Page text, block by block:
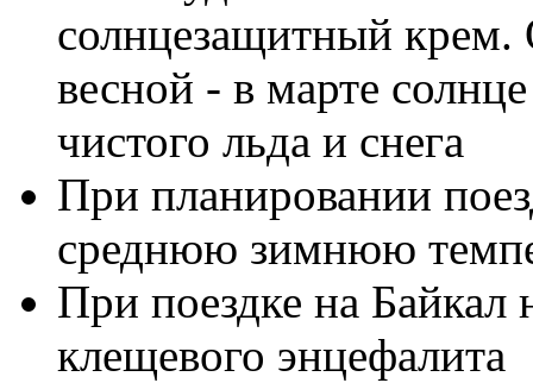
солнцезащитный крем.
весной - в марте
чистого льда и снега
При планировании
среднюю зимнюю
При поездке на Байкал
клещевого энцефалита